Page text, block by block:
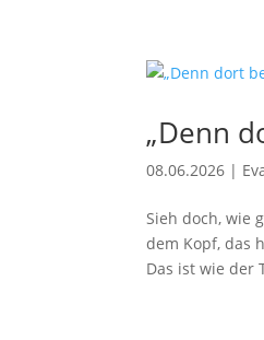
„Denn
08.06.2026 |
Sieh doch, wie
dem Kopf, das
Das ist wie der